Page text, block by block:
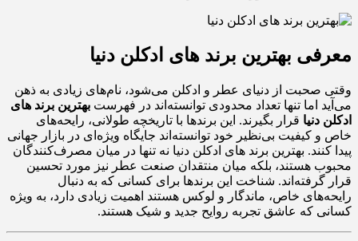
معرفی بهترین برند های ادکلن دنیا
وقتی صحبت از دنیای عطر و ادکلن می‌شود، نام‌های زیادی به ذهن
می‌آید اما تنها تعداد محدودی توانسته‌اند در فهرست بهترین برند های
ادکلن دنیا قرار بگیرند. این برندها با تاریخچه طولانی، رایحه‌های
خاص و کیفیت بی‌نظیر خود توانسته‌اند جایگاه ویژه‌ای در بازار جهانی
پیدا کنند. بهترین برند های ادکلن دنیا نه تنها در میان مصرف‌کنندگان
محبوب هستند، بلکه میان منتقدان صنعت عطر نیز مورد تحسین
قرار گرفته‌اند. شناخت این برندها برای کسانی که به دنبال
رایحه‌های خاص، ماندگار و لوکس هستند اهمیت زیادی دارد، به ویژه
کسانی که عاشق تجربه روایح جدید و شیک هستند.